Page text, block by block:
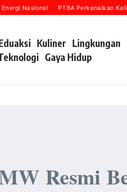
PTBA Perkenalkan Kalium
Kuliner Lingkungan
Gaya Hidup
Resmi